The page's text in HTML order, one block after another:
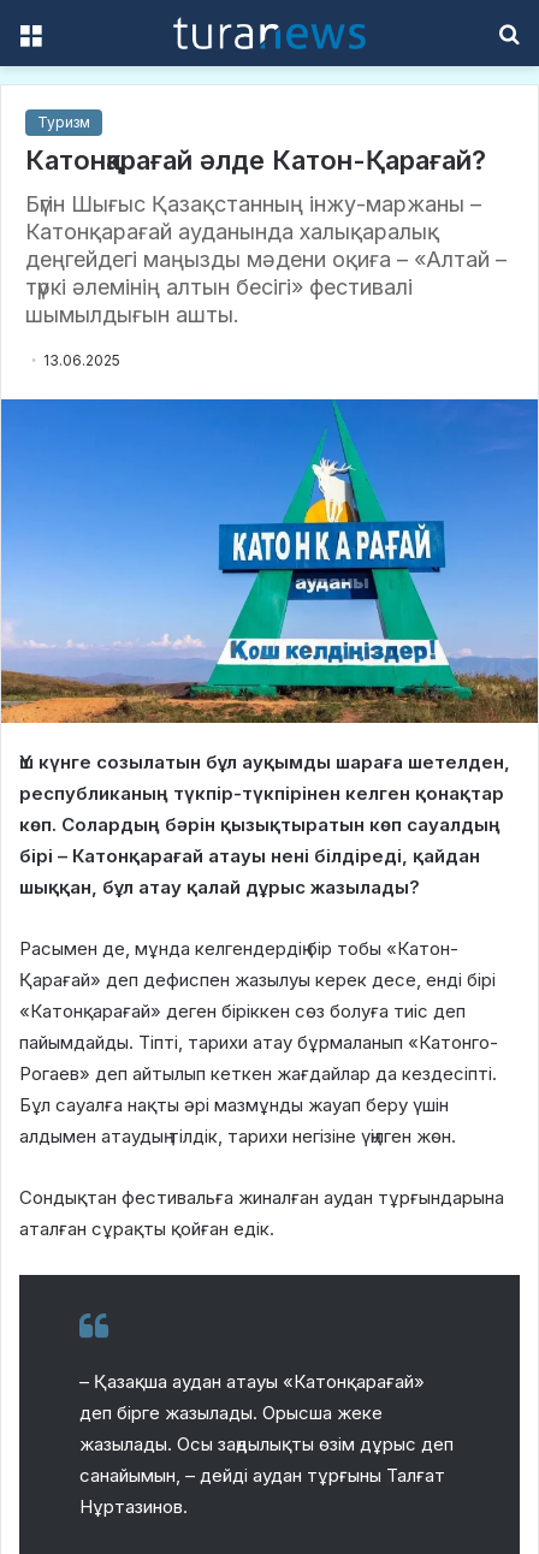
Туризм
Катонқарағай әлде Катон-Қарағай?
Бүгін Шығыс Қазақстанның інжу-маржаны –
Катонқарағай ауданында халықаралық
деңгейдегі маңызды мәдени оқиға – «Алтай –
түркі әлемінің алтын бесігі» фестивалі
шымылдығын ашты.
13.06.2025
Үш күнге созылатын бұл ауқымды шараға шетелден,
республиканың түкпір-түкпірінен келген қонақтар
көп. Солардың бәрін қызықтыратын көп сауалдың
бірі – Катонқарағай атауы нені білдіреді, қайдан
шыққан, бұл атау қалай дұрыс жазылады?
Расымен де, мұнда келгендердің бір тобы «Катон-
Қарағай» деп дефиспен жазылуы керек десе, енді бірі
«Катонқарағай» деген біріккен сөз болуға тиіс деп
пайымдайды. Тіпті, тарихи атау бұрмаланып «Катонго-
Рогаев» деп айтылып кеткен жағдайлар да кездесіпті.
Бұл сауалға нақты әрі мазмұнды жауап беру үшін
алдымен атаудың тілдік, тарихи негізіне үңілген жөн.
Сондықтан фестивальға жиналған аудан тұрғындарына
аталған сұрақты қойған едік.
– Қазақша аудан атауы «Катонқарағай»
деп бірге жазылады. Орысша жеке
жазылады. Осы заңдылықты өзім дұрыс деп
санайымын, – дейді аудан тұрғыны Талғат
Нұртазинов.